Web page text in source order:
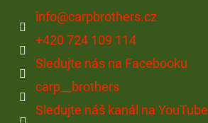
info@carpbrothers.cz
+420 724 109 114
Sledujte nás na Facebooku
carp__brothers
Sledujte náš kanál na YouTube